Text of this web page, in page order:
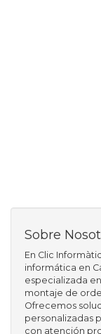
Sobre
En Clic
informática en
especializada
montaje de
Ofrecemos
personalizadas
con atención